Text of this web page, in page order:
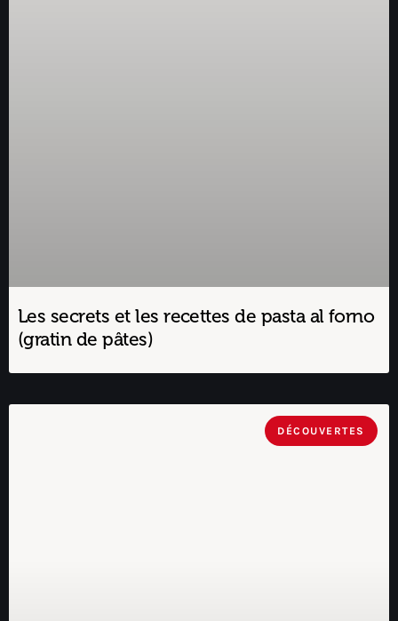
Les secrets et les recettes de pasta al forno
(gratin de pâtes)
DÉCOUVERTES